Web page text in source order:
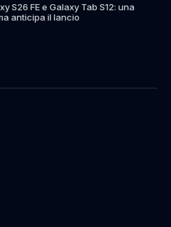
S26 FE e Galaxy Tab S12: una
anticipa il lancio